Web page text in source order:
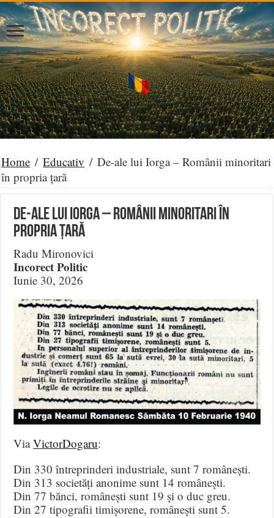
Home / Educativ / De-ale lui Iorga – Românii minoritari
în propria țară
De-ale lui Iorga – Românii minoritari în
propria țară
Radu Mironovici
Incorect Politic
Iunie 30, 2026
ViaVictorDogaru:
Din 330 întreprinderi industriale, sunt 7 românești.
Din 313 societăți anonime sunt 14 românești.
Din 77 bănci, românești sunt 19 și o duc greu.
Din 27 tipografii timișorene, românești sunt 5.